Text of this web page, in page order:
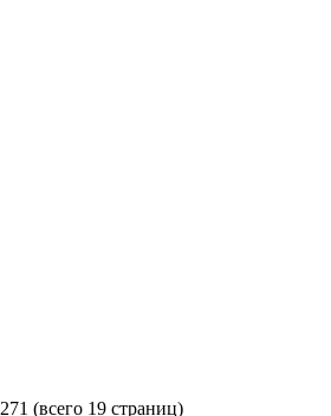
(всего 19 страниц)